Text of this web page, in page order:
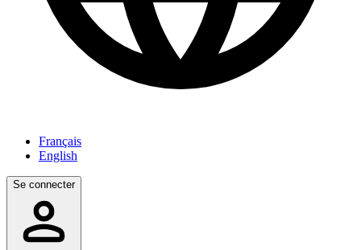
Français
English
Se connecter